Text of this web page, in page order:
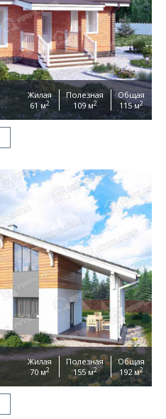
Жилая
61 м2
Полезная
109 м2
Общая
115 м2
Жилая
70 м2
Полезная
155 м2
Общая
192 м2
данных
GooglePrivacy PolicyandTerms of Service
ОТПРАВИТЬ